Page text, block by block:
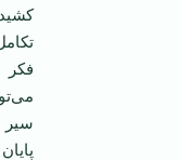
فکر
سیر